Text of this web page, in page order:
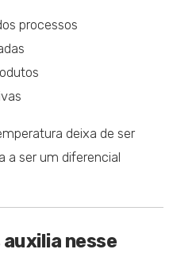
processos
deixa de ser
a ser um diferencial
nesse